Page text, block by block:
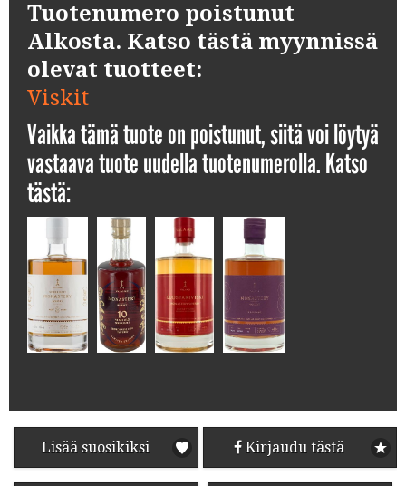
Tuotenumero poistunut
Alkosta. Katso tästä myynnissä
olevat tuotteet:
Viskit
Vaikka tämä tuote on poistunut, siitä voi löytyä
vastaava tuote uudella tuotenumerolla. Katso
tästä:
Lisää suosikiksi Kirjaudu tästä